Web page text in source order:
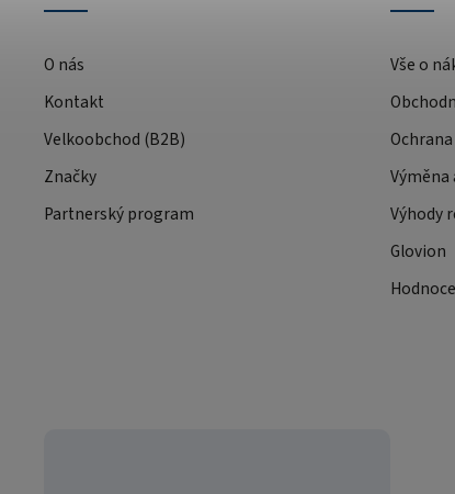
O nás
Kontakt
Velkoobchod (B2B)
Značky
Partnerský program
Vše o
Výměna
Výhody
Glovion